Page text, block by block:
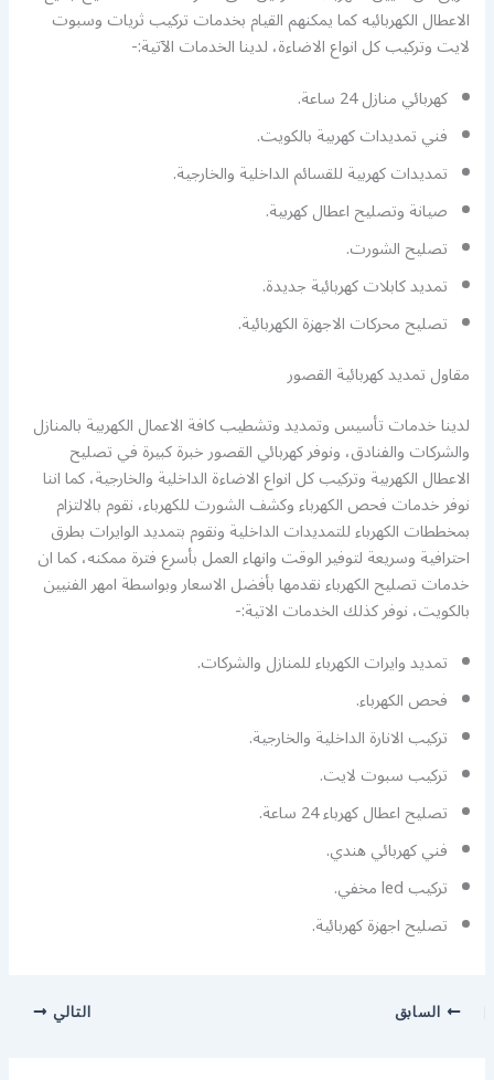
الاعطال الكهربائيه كما يمكنهم القيام بخدمات تركيب ثريات وسبوت
لايت وتركيب كل انواع الاضاءة، لدينا الخدمات الآتية:-
كهربائي منازل 24 ساعة.
فني تمديدات كهربية بالكويت.
تمديدات كهربية للقسائم الداخلية والخارجية.
صيانة وتصليح اعطال كهربية.
تصليح الشورت.
تمديد كابلات كهربائية جديدة.
تصليح محركات الاجهزة الكهربائية.
مقاول تمديد كهربائية القصور
لدينا خدمات تأسيس وتمديد وتشطيب كافة الاعمال الكهربية بالمنازل
والشركات والفنادق، ونوفر كهربائي القصور خبرة كبيرة في تصليح
الاعطال الكهربية وتركيب كل انواع الاضاءة الداخلية والخارجية، كما اننا
نوفر خدمات فحص الكهرباء وكشف الشورت للكهرباء، نقوم بالالتزام
بمخططات الكهرباء للتمديدات الداخلية ونقوم بتمديد الوايرات بطرق
احترافية وسريعة لتوفير الوقت وانهاء العمل بأسرع فترة ممكنه، كما ان
خدمات تصليح الكهرباء نقدمها بأفضل الاسعار وبواسطة امهر الفنيين
بالكويت، نوفر كذلك الخدمات الاتية:-
تمديد وايرات الكهرباء للمنازل والشركات.
فحص الكهرباء.
تركيب الانارة الداخلية والخارجية.
تركيب سبوت لايت.
تصليح اعطال كهرباء 24 ساعة.
فني كهربائي هندي.
تركيب led مخفي.
تصليح اجهزة كهربائية.
السابق التالي